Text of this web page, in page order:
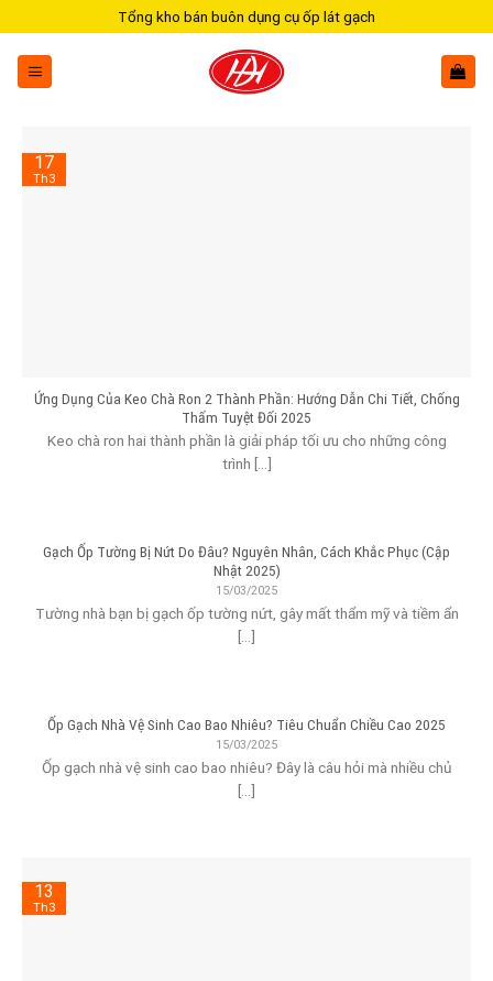
to
content
Tổng kho bán buôn dụng cụ ốp lát gạch
Ứng Dụng Của Keo Chà Ron 2 Thành Phần: Hướng Dẫn Chi Tiết, Chống
Thấm Tuyệt Đối 2025
Keo chà ron hai thành phần là giải pháp tối ưu cho những công
trình [...]
17
Th3
Gạch Ốp Tường Bị Nứt Do Đâu? Nguyên Nhân, Cách Khắc Phục (Cập
Nhật 2025)
15/03/2025
Tường nhà bạn bị gạch ốp tường nứt, gây mất thẩm mỹ và tiềm ẩn
[...]
Ốp Gạch Nhà Vệ Sinh Cao Bao Nhiêu? Tiêu Chuẩn Chiều Cao 2025
15/03/2025
Ốp gạch nhà vệ sinh cao bao nhiêu? Đây là câu hỏi mà nhiều chủ
[...]
13
Th3